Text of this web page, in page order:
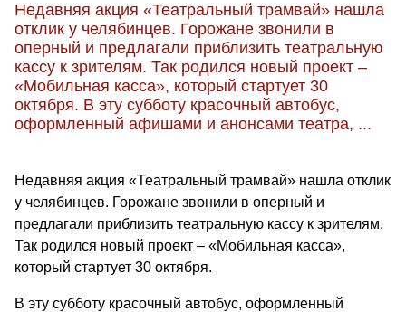
Недавняя акция «Театральный трамвай» нашла
отклик у челябинцев. Горожане звонили в
оперный и предлагали приблизить театральную
кассу к зрителям. Так родился новый проект –
«Мобильная касса», который стартует 30
октября. В эту субботу красочный автобус,
оформленный афишами и анонсами театра, ...
Недавняя акция «Театральный трамвай» нашла отклик
у челябинцев. Горожане звонили в оперный и
предлагали приблизить театральную кассу к зрителям.
Так родился новый проект – «Мобильная касса»,
который стартует 30 октября.
В эту субботу красочный автобус, оформленный